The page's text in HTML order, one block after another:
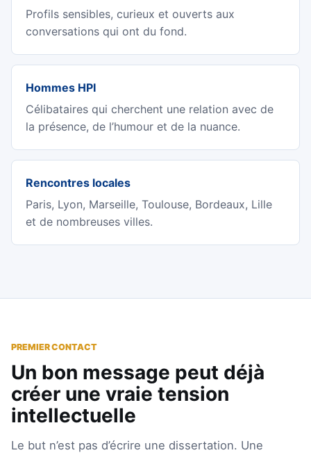
Profils sensibles, curieux et ouverts aux
conversations qui ont du fond.
Hommes HPI
Célibataires qui cherchent une relation avec de
la présence, de l’humour et de la nuance.
Rencontres locales
Paris, Lyon, Marseille, Toulouse, Bordeaux, Lille
et de nombreuses villes.
PREMIER CONTACT
Un bon message peut déjà
créer une vraie tension
intellectuelle
Le but n’est pas d’écrire une dissertation. Une